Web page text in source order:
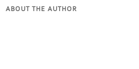
ABOUT THE AUTHOR